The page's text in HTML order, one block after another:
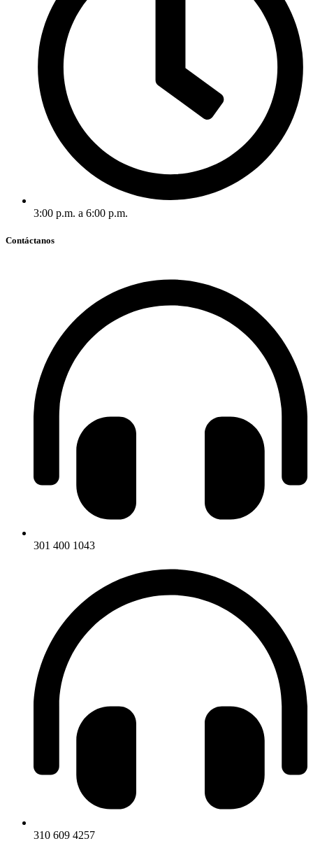
3:00 p.m. a 6:00 p.m.
Contáctanos
301 400 1043
310 609 4257